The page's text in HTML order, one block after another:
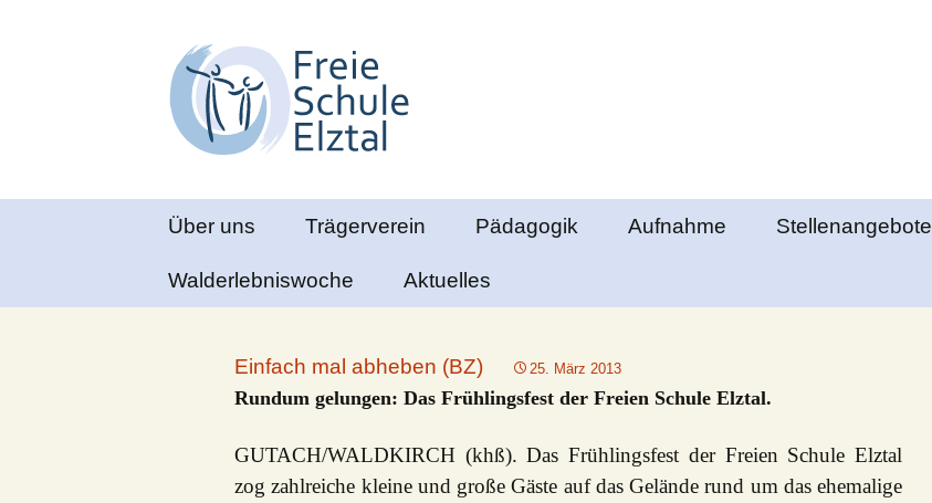
Freie Schule Elztal
Waldorfpädagogik seit 1986
Springe
Inhalt
Über uns
Chronik
Gebäude
Impressum
Trägerverein
Kindergarten
Natur- und
Waldkindergarten
Nachmittagsbetreuung
Pädagogik
Elemente
Abschlüsse
Aufnahme
Schulgeld
Stellenangebote
Walderlebniswoche Aktuelles
Downloads
SucheFinde
Einfach mal abheben (BZ) 25. März 2013
Rundum gelungen: Das Frühlingsfest der Freien Schule Elztal.
GUTACH/WALDKIRCH (khß). Das Frühlingsfest der Freien Schule Elztal
zog zahlreiche kleine und große Gäste auf das Gelände rund um das ehemalige